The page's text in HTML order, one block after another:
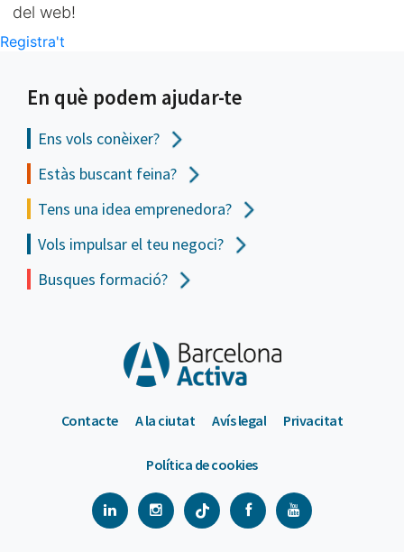
del web!
Registra't
En què podem ajudar-te
Ens vols conèixer?
Estàs buscant feina?
Tens una idea emprenedora?
Vols impulsar el teu negoci?
Busques formació?
Contacte A la ciutat Avís legal Privacitat
Política de cookies